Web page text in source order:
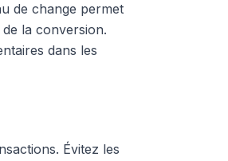
de change permet
la conversion.
dans les
Évitez les